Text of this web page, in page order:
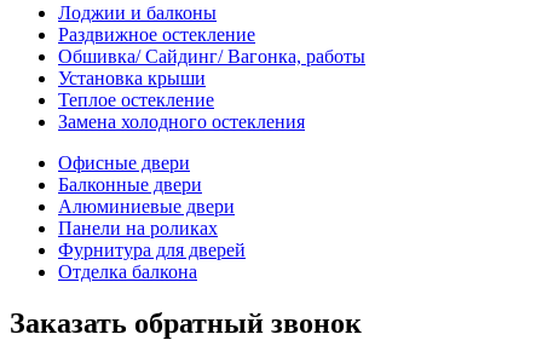
Лоджии и балконы
Раздвижное остекление
Обшивка/ Сайдинг/ Вагонка, работы
Установка крыши
Теплое остекление
Замена холодного остекления
Офисные двери
Балконные двери
Алюминиевые двери
Панели на роликах
Фурнитура для дверей
Отделка балкона
Заказать обратный звонок